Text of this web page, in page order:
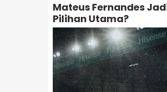
Mateus Fernandes
Pilihan Utama?